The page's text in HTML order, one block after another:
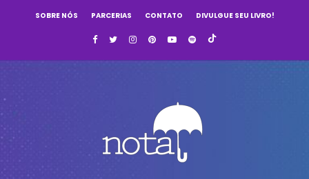
SOBRE NÓS PARCERIAS CONTATO DIVULGUE SEU LIVRO!